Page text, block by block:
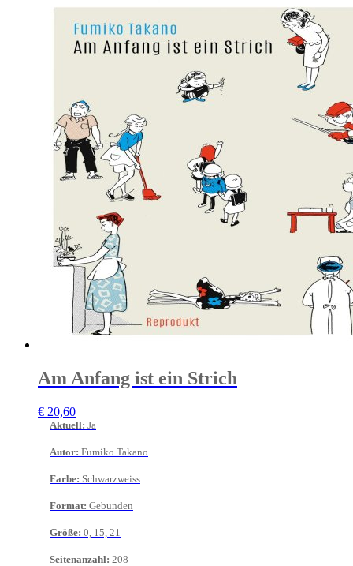
Am Anfang ist ein Strich
€ 20,60
Aktuell: Ja
Autor: Fumiko Takano
Farbe: Schwarzweiss
Format: Gebunden
Größe: 0, 15, 21
Seitenanzahl: 208